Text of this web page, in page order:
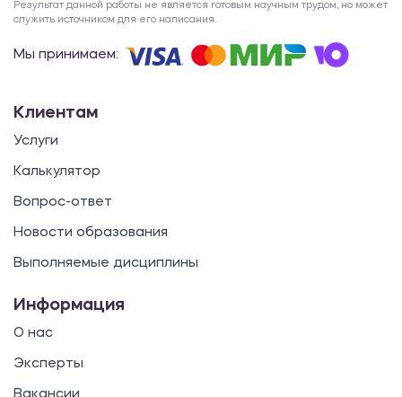
Результат данной работы не является готовым научным трудом, но может
служить источником для его написания.
Мы принимаем:
Клиентам
Услуги
Калькулятор
Вопрос-ответ
Новости образования
Выполняемые дисциплины
Информация
О нас
Эксперты